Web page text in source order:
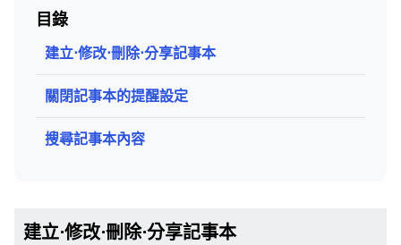
目錄
建立⋅修改⋅刪除⋅分享記事本
關閉記事本的提醒設定
搜尋記事本內容
建立⋅修改⋅刪除⋅分享記事本